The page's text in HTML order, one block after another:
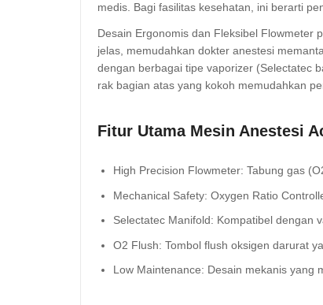
medis. Bagi fasilitas kesehatan, ini berarti
Desain Ergonomis dan Fleksibel Flowmeter
jelas, memudahkan dokter anestesi
dengan berbagai tipe vaporizer (Selectatec
rak bagian atas yang kokoh memudahkan
Fitur Utama Mesin Anestesi
High Precision Flowmeter: Tabung gas
Mechanical Safety: Oxygen Ratio
Selectatec Manifold: Kompatibel dengan
O2 Flush: Tombol flush oksigen darurat
Low Maintenance: Desain mekanis yang